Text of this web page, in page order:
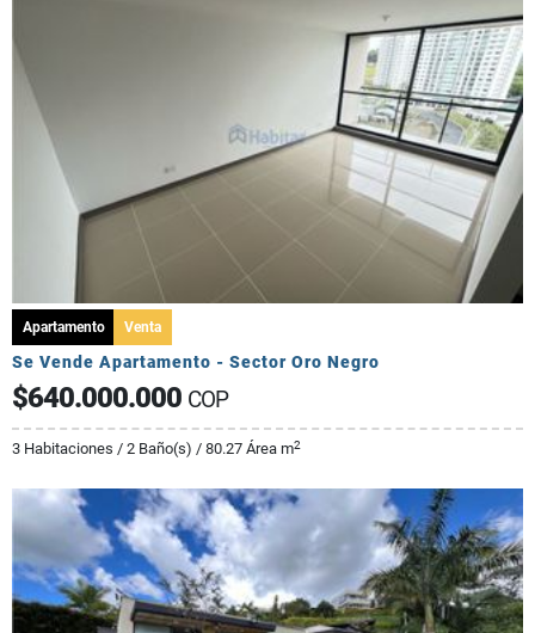
Apartamento Venta
Se Vende Apartamento - Sector Oro Negro
$640.000.000 COP
3 Habitaciones / 2 Baño(s) / 80.27 Área m2